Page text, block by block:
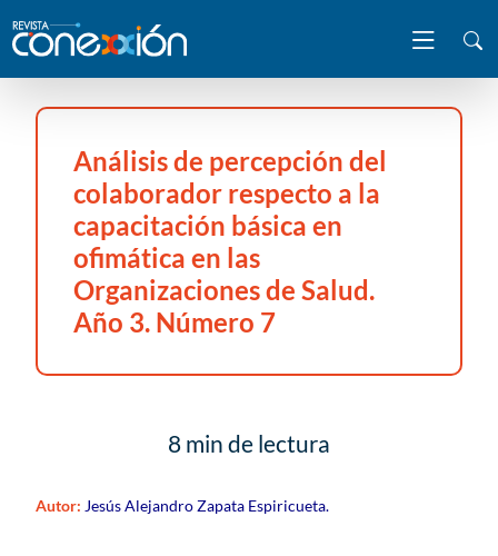
Análisis de percepción del
colaborador respecto a la
capacitación básica en
ofimática en las
Organizaciones de Salud.
Año 3. Número 7
8 min de lectura
Autor: Jesús Alejandro Zapata Espiricueta.